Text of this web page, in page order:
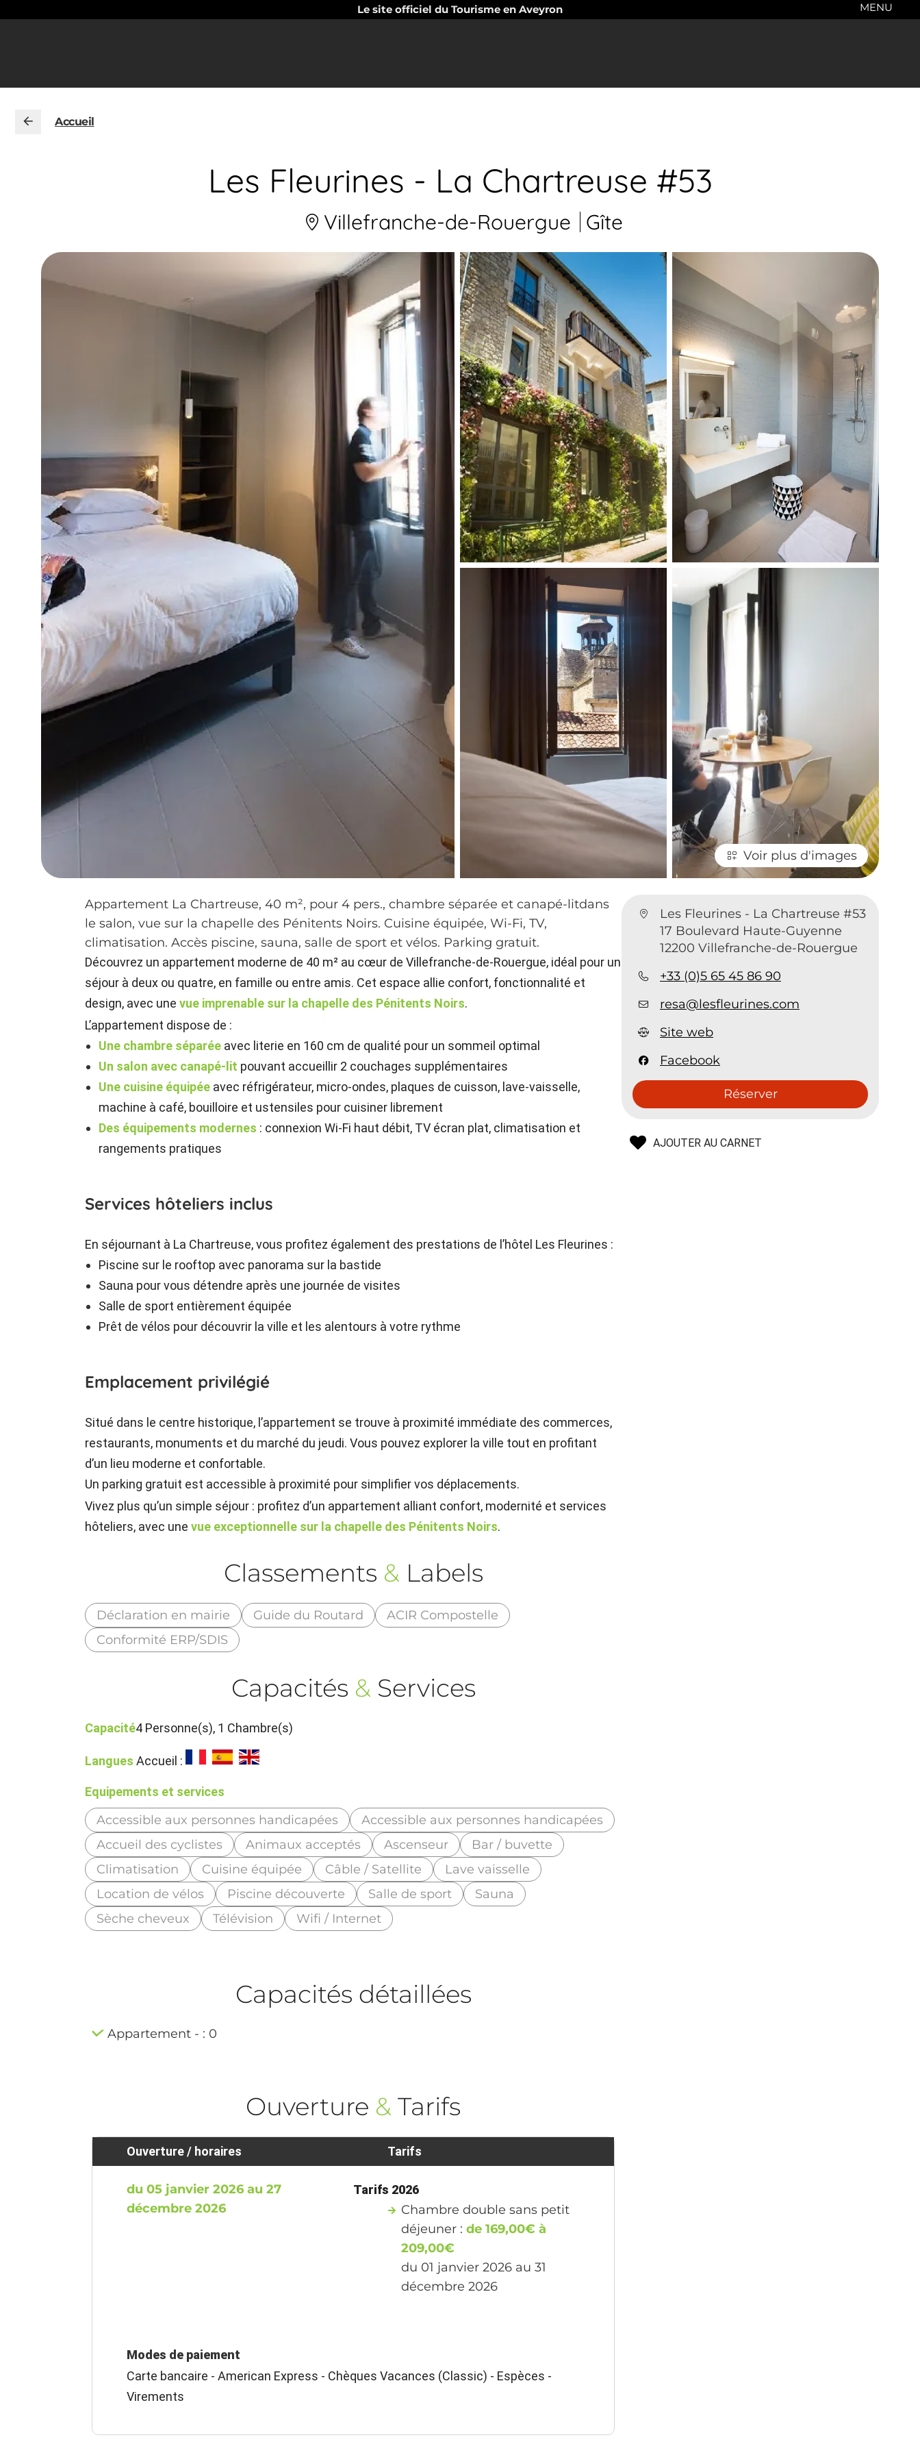
Le site officiel du Tourisme en Aveyron MENU
Accueil
Les Fleurines - La Chartreuse #53
Villefranche-de-Rouergue Gîte
Voir plus d'images
Les Fleurines - La Chartreuse #53
17 Boulevard Haute-Guyenne
12200 Villefranche-de-Rouergue
+33 (0)5 65 45 86 90
resa@lesfleurines.com
Site web
Facebook
Réserver
AJOUTER AU CARNET
Appartement La Chartreuse, 40 m², pour 4 pers., chambre séparée et canapé-litdans
le salon, vue sur la chapelle des Pénitents Noirs. Cuisine équipée, Wi-Fi, TV,
climatisation. Accès piscine, sauna, salle de sport et vélos. Parking gratuit.
Découvrez un appartement moderne de 40 m² au cœur de Villefranche-de-Rouergue, idéal pour un
séjour à deux ou quatre, en famille ou entre amis. Cet espace allie confort, fonctionnalité et
design, avec unevue imprenable sur la chapelle des Pénitents Noirs.
L’appartement dispose de :
Une chambre séparée avec literie en 160 cm de qualité pour un sommeil optimal
Un salon avec canapé-lit pouvant accueillir 2 couchages supplémentaires
Une cuisine équipée avec réfrigérateur, micro-ondes, plaques de cuisson, lave-vaisselle,
machine à café, bouilloire et ustensiles pour cuisiner librement
Des équipements modernes : connexion Wi-Fi haut débit, TV écran plat, climatisation et
rangements pratiques
Services hôteliers inclus
En séjournant à La Chartreuse, vous profitez également des prestations de l’hôtel Les Fleurines :
Piscine sur le rooftop avec panorama sur la bastide
Sauna pour vous détendre après une journée de visites
Salle de sport entièrement équipée
Prêt de vélos pour découvrir la ville et les alentours à votre rythme
Emplacement privilégié
Situé dans le centre historique, l’appartement se trouve à proximité immédiate des commerces,
restaurants, monuments et du marché du jeudi. Vous pouvez explorer la ville tout en profitant
d’un lieu moderne et confortable.
Un parking gratuit est accessible à proximité pour simplifier vos déplacements.
Vivez plus qu’un simple séjour : profitez d’un appartement alliant confort, modernité et services
hôteliers, avec unevue exceptionnelle sur la chapelle des Pénitents Noirs.
Classements & Labels
Déclaration en mairie Guide du Routard
ACIR Compostelle
Conformité ERP/SDIS
Capacités & Services
Capacité4 Personne(s), 1 Chambre(s)
Langues Accueil :
Equipements et services
Accessible aux personnes handicapées
Accessible aux personnes handicapées
Accueil des cyclistes
Animaux acceptés Ascenseur
Bar / buvette
Climatisation
Cuisine équipée Câble / Satellite
Lave vaisselle
Location de vélos
Piscine découverte Salle de sport
Sauna
Sèche cheveux
Télévision Wifi / Internet
Capacités détaillées
Appartement - : 0
Ouverture & Tarifs
Ouverture / horaires
du 05 janvier 2026 au 27
décembre 2026
Tarifs
Tarifs 2026
Chambre double sans petit
déjeuner :de 169,00€ à
209,00€
du 01 janvier 2026 au 31
décembre 2026
Modes de paiement
Carte bancaire - American Express - Chèques Vacances (Classic) - Espèces -
Virements